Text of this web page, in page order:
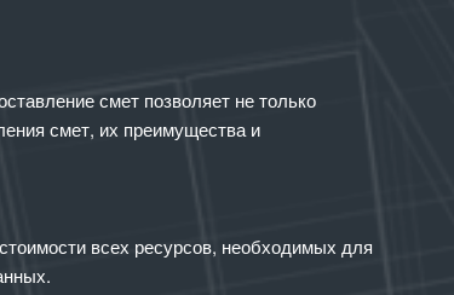
смет позволяет не только
смет, их преимущества и
всех ресурсов, необходимых для